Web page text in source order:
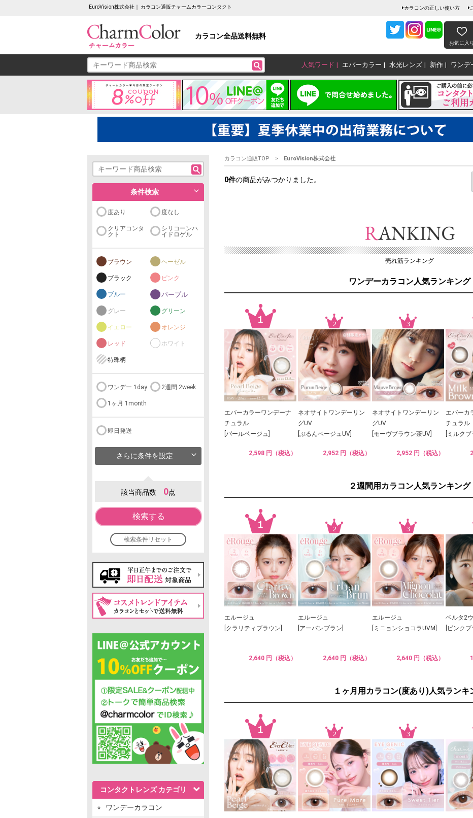
EuroVision株式会社｜ カラコン通販チャームカラーコンタクト カラコンの正しい使い方
カラコン全品送料無料
お気に入り
人気ワード エバーカラー 水光レンズ 新作 ワンデ
条件検索
度あり 度なし
クリアコンタ
クト
シリコーンハ
イドロゲル
ブラウン ヘーゼル
ブラック ピンク
ブルー パープル
グレー グリーン
イエロー オレンジ
レッド ホワイト
特殊柄
ワンデー 1day 2週間 2week
1ヶ月 1month
即日発送
さらに条件を設定
該当商品数 0点
検索する
検索条件リセット
コンタクトレンズ カテゴリ
ワンデーカラコン
カラコン通販TOP EuroVision株式会社
0件の商品がみつかりました。
売れ筋ランキング
ワンデーカラコン人気ランキング
エバーカラーワンデーナ
チュラル
[パールベージュ]
2,598 円（税込）
ネオサイトワンデーリン
グUV
[ぷるんベージュUV]
2,952 円（税込）
ネオサイトワンデーリン
グUV
[モーヴブラウン茶UV]
2,952 円（税込）
エバーカ
チュラル
[ミルク
２週間用カラコン人気ランキング
エルージュ
[クラリティブラウン]
2,640 円（税込）
エルージュ
[アーバンブラン]
2,640 円（税込）
エルージュ
[ミニョンショコラUVM]
2,640 円（税込）
ベルタ2
[ピンクブ
１ヶ月用カラコン(度あり)人気ランキ